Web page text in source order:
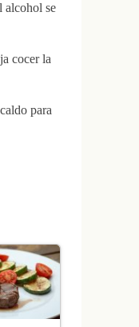
alcohol se
cocer la
para